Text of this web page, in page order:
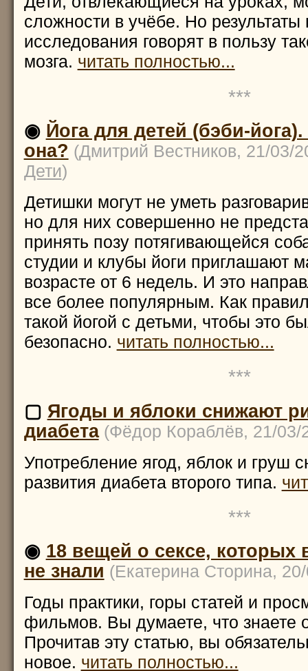
сложности в учёбе. Но результаты
исследования говорят в пользу
мозга. читать полностью...
***
◉ Йога для детей (бэби-
она? (Дмитрий Вестников, 21/03/
Дети)
Детишки могут не уметь
но для них совершенно не
принять позу потягивающейся
студии и клубы йоги приглашают
возрасте от 6 недель. И это
все более популярным. Как
такой йогой с детьми, чтобы это
безопасно. читать полностью...
***
▢ Ягоды и яблоки снижают
диабета (Фёдор Кораблёв, 21/
Употребление ягод, яблок и груш
развития диабета второго типа.
***
◉ 18 вещей о сексе, которых
не знали (Екатерина Сторина,
Годы практики, горы статей и
фильмов. Вы думаете, что знаете
Прочитав эту статью, вы
новое. читать полностью...